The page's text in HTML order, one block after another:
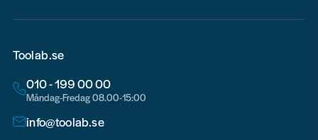
Toolab.se
010 - 199 00 00
Måndag-Fredag 08.00-15:00
info@toolab.se